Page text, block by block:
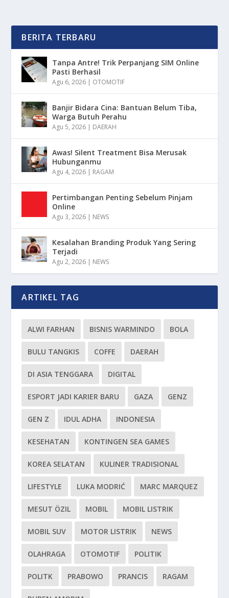
BERITA TERBARU
Tanpa Antre! Trik Perpanjang SIM Online
Pasti Berhasil
Agu 6, 2026 | OTOMOTIF
Banjir Bidara Cina: Bantuan Belum Tiba,
Warga Butuh Perahu
Agu 5, 2026 | DAERAH
Awas! Silent Treatment Bisa Merusak
Hubunganmu
Agu 4, 2026 | RAGAM
Pertimbangan Penting Sebelum Pinjam
Online
Agu 3, 2026 | NEWS
Kesalahan Branding Produk Yang Sering
Terjadi
Agu 2, 2026 | NEWS
ARTIKEL TAG
ALWI FARHAN BISNIS WARMINDO BOLA
BULU TANGKIS COFFE DAERAH
DI ASIA TENGGARA DIGITAL
ESPORT JADI KARIER BARU GAZA GENZ
GEN Z IDUL ADHA INDONESIA
KESEHATAN KONTINGEN SEA GAMES
KOREA SELATAN KULINER TRADISIONAL
LIFESTYLE LUKA MODRIĆ MARC MARQUEZ
MESUT ÖZIL MOBIL MOBIL LISTRIK
MOBIL SUV MOTOR LISTRIK NEWS
OLAHRAGA OTOMOTIF POLITIK
POLITK PRABOWO PRANCIS RAGAM